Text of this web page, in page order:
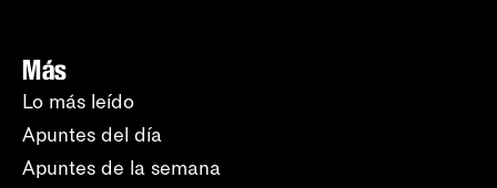
Más
Lo más leído
Apuntes del día
Apuntes de la semana